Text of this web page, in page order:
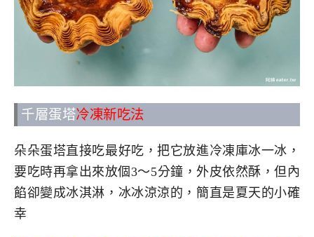
千層蛋塔冷凍新吃法
朵朵蛋塔直接吃最好吃，把它放進冷凍庫冰一冰，
要吃時再拿出來放個3～5分鐘，外皮依然酥，但內
餡卻變成冰淇淋，冰冰涼涼的，簡直是夏天的小確
幸